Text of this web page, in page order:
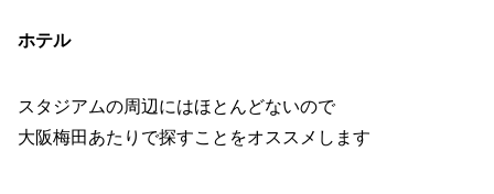
ホテル
スタジアムの周辺にはほとんどないので
大阪梅田あたりで探すことをオススメします